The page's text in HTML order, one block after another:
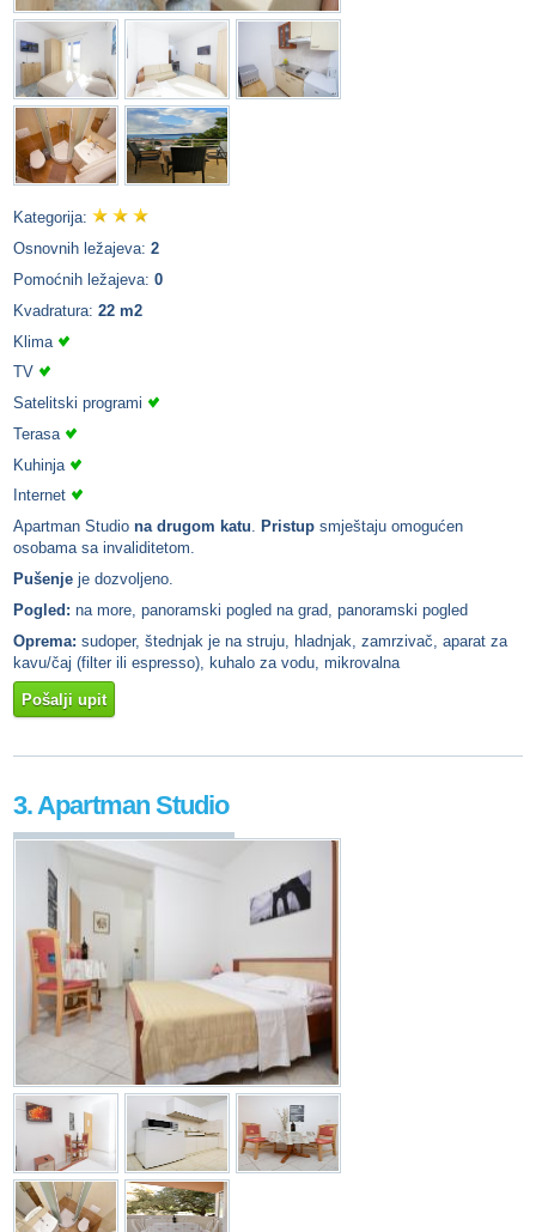
Kategorija:
Osnovnih ležajeva: 2
Pomoćnih ležajeva: 0
Kvadratura: 22 m2
Klima
TV
Satelitski programi
Terasa
Kuhinja
Internet
Apartman Studio na drugom katu. Pristup smještaju omogućen
osobama sa invaliditetom.
Pušenje je dozvoljeno.
Pogled: na more, panoramski pogled na grad, panoramski pogled
Oprema: sudoper, štednjak je na struju, hladnjak, zamrzivač, aparat za
kavu/čaj (filter ili espresso), kuhalo za vodu, mikrovalna
Pošalji upit
3. Apartman Studio